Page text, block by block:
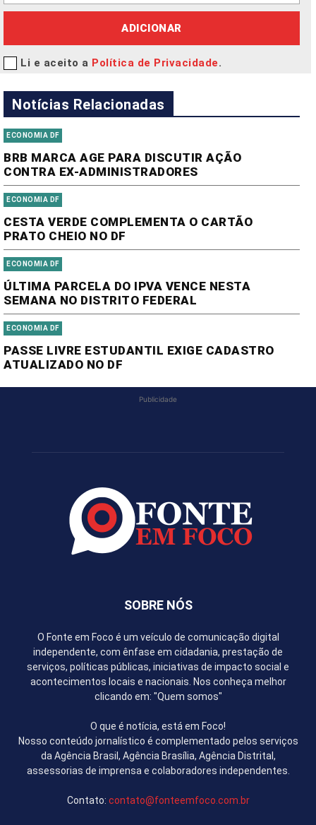
ADICIONAR
Li e aceito a Política de Privacidade.
Notícias Relacionadas
ECONOMIA DF
BRB MARCA AGE PARA DISCUTIR AÇÃO
CONTRA EX-ADMINISTRADORES
ECONOMIA DF
CESTA VERDE COMPLEMENTA O CARTÃO
PRATO CHEIO NO DF
ECONOMIA DF
ÚLTIMA PARCELA DO IPVA VENCE NESTA
SEMANA NO DISTRITO FEDERAL
ECONOMIA DF
PASSE LIVRE ESTUDANTIL EXIGE CADASTRO
ATUALIZADO NO DF
Publicidade
SOBRE NÓS
O Fonte em Foco é um veículo de comunicação digital
independente, com ênfase em cidadania, prestação de
serviços, políticas públicas, iniciativas de impacto social e
acontecimentos locais e nacionais. Nos conheça melhor
clicando em: "Quem somos"
O que é notícia, está em Foco!
Nosso conteúdo jornalístico é complementado pelos serviços
da Agência Brasil, Agência Brasília, Agência Distrital,
assessorias de imprensa e colaboradores independentes.
Contato: contato@fonteemfoco.com.br